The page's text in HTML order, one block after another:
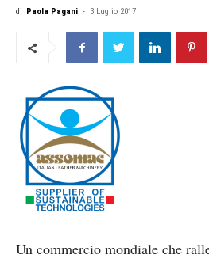
di Paola Pagani - 3 Luglio 2017
Un commercio mondiale che